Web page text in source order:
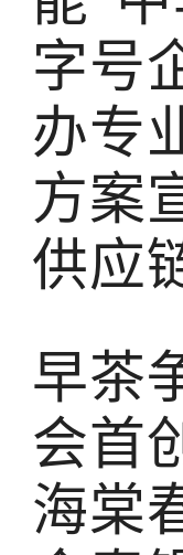
字号
办专
方案
供应
早茶
会首
海棠